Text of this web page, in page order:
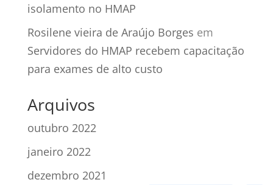
isolamento no HMAP
Rosilene vieira de Araújo Borges em
Servidores do HMAP recebem capacitação
para exames de alto custo
Arquivos
outubro 2022
janeiro 2022
dezembro 2021